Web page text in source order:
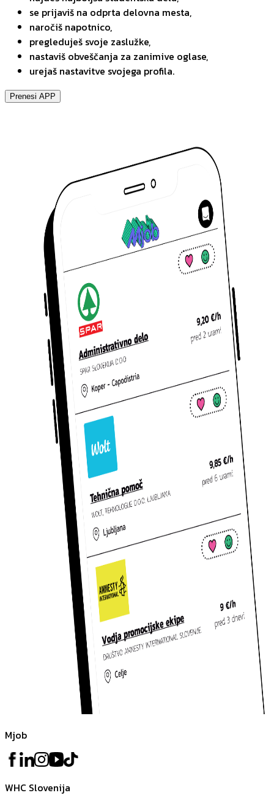
se prijaviš na odprta delovna mesta,
naročiš napotnico,
pregleduješ svoje zaslužke,
nastaviš obveščanja za zanimive oglase,
urejaš nastavitve svojega profila.
Prenesi APP
Mjob
WHC Slovenija